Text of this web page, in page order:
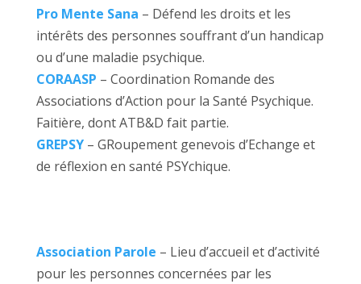
Pro Mente Sana – Défend les droits et les
intérêts des personnes souffrant d’un handicap
ou d’une maladie psychique.
CORAASP – Coordination Romande des
Associations d’Action pour la Santé Psychique.
Faitière, dont ATB&D fait partie.
GREPSY– GRoupement genevois d’Echange et
de réflexion en santé PSYchique.
Association Parole – Lieu d’accueil et d’activité
pour les personnes concernées par les